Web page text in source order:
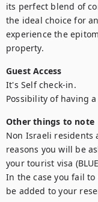
its perfect blend of
the ideal choice for
experience the
property.
Guest Access
It's Self check-in.
Possibility of having
Other things to note
Non Israeli residents
reasons you will be
your tourist visa
In the case you fail to
be added to your